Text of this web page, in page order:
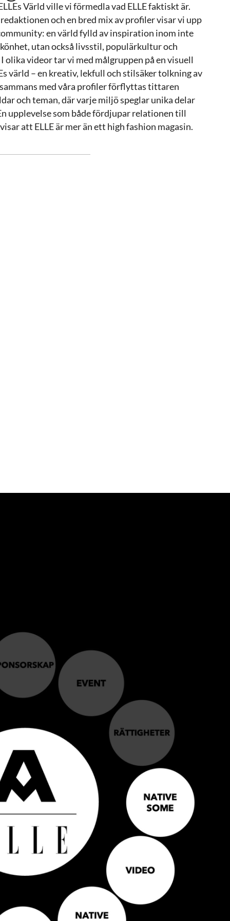
Värld ville vi förmedla vad ELLE faktiskt är.
och en bred mix av profiler visar vi upp
en värld fylld av inspiration inom inte
utan också livsstil, populärkultur och
olika videor tar vi med målgruppen på en visuell
värld – en kreativ, lekfull och stilsäker tolkning av
med våra profiler förflyttas tittaren
och teman, där varje miljö speglar unika delar
upplevelse som både fördjupar relationen till
att ELLE är mer än ett high fashion magasin.